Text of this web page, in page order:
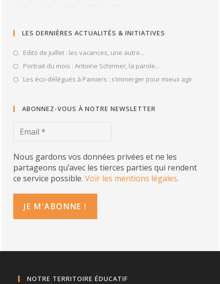
LES DERNIÈRES ACTUALITÉS & INITIATIVES
Edito de juillet : les vacances, une autre...
Portrait du mois : Antoine Schirmer, la parole...
Les éco-délégués à Pamiers : s’immerger pour mieux agir
ABONNEZ-VOUS À NOTRE NEWSLETTER
Nous gardons vos données privées et ne les
partageons qu’avec les tierces parties qui rendent
ce service possible.Voir les mentions légales.
NOTRE TERRITOIRE ÉDUCATIF